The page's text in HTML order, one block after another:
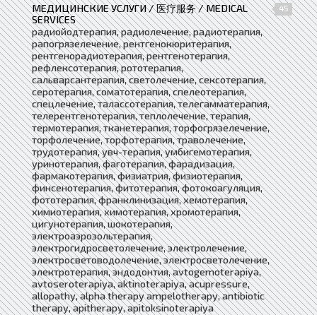
МЕДИЦИНСКИЕ УСЛУГИ / 医疗服务 / MEDICAL
SERVICES
45
радиойодтерапия, радиолечение, радиотерапия,
рапогрязелечение, рентгенокюритерапия,
рентгенорадиотерапия, рентгенотерапия,
рефлексотерапия, рототерапия,
сальварсантерапия, светолечение, сексотерапия,
серотерапия, соматотерапия, спелеотерапия,
спецлечение, талассотерапия, телегамматерапия,
телерентгенотерапия, теплолечение, терапия,
термотерапия, тканетерапия, торфогрязелечение,
торфолечение, торфотерапия, траволечение,
трудотерапия, увч-терапия, умбигемотерапия,
уринотерапия, фаготерапия, фарадизация,
фармакотерапия, физиатрия, физиотерапия,
финсенотерапия, фитотерапия, фотокоагуляция,
фототерапия, франклинизация, хемотерапия,
химиотерапия, химотерапия, хромотерапия,
цигунотерапия, шокотерапия,
электроаэрозольтерапия,
электрогидросветолечение, электролечение,
электросветоводолечение, электросветолечение,
электротерапия, эндодонтия, avtogemoterapiya,
avtoseroterapiya, aktinoterapiya, acupressure,
allopathy, alpha therapy ampelotherapy, antibiotic
therapy, apitherapy, apitoksinoterapiya